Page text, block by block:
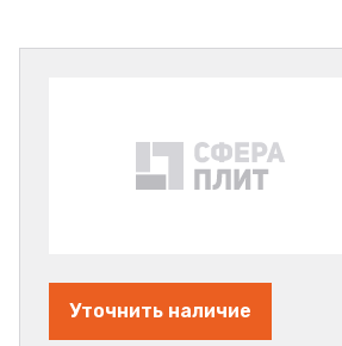
Уточнить наличие